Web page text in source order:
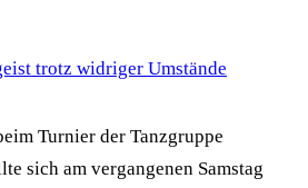
2026
trotz widriger Umstände
Turnier der Tanzgruppe
sich am vergangenen Samstag